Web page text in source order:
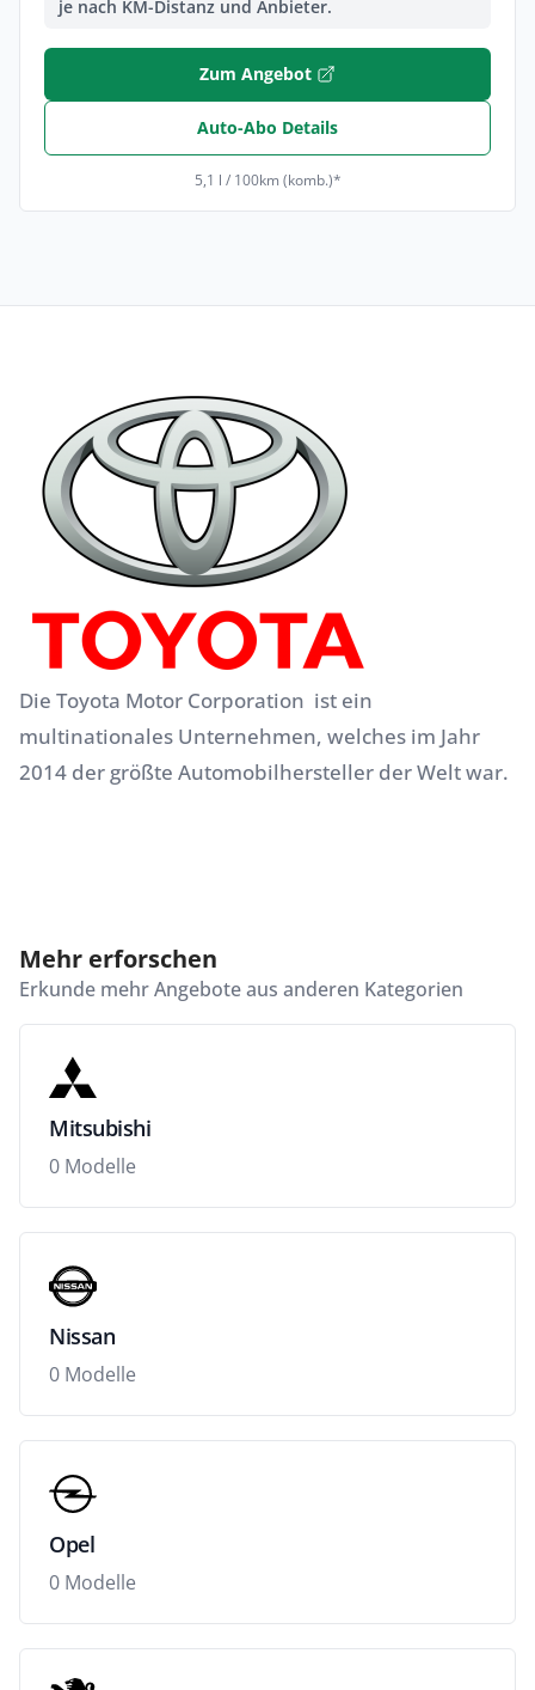
je nach KM-Distanz und Anbieter.
Zum Angebot
Auto-Abo Details
5,1 l / 100km (komb.)*
Die Toyota Motor Corporation ist ein
multinationales Unternehmen, welches im Jahr
2014 der größte Automobilhersteller der Welt war.
Mehr erforschen
Erkunde mehr Angebote aus anderen Kategorien
Mitsubishi
0 Modelle
Nissan
0 Modelle
Opel
0 Modelle